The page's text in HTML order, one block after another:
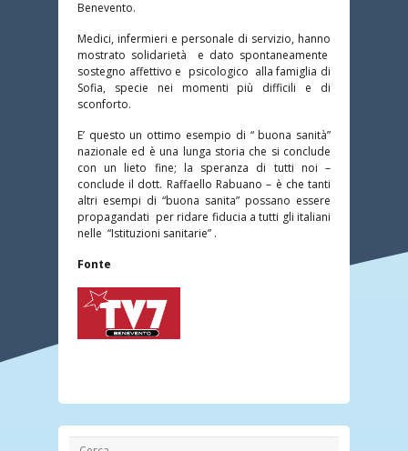
Benevento.
Medici, infermieri e personale di servizio, hanno
mostrato solidarietà e dato spontaneamente
sostegno affettivo e psicologico alla famiglia di
Sofia, specie nei momenti più difficili e di
sconforto.
E’ questo un ottimo esempio di “ buona sanità”
nazionale ed è una lunga storia che si conclude
con un lieto fine; la speranza di tutti noi –
conclude il dott. Raffaello Rabuano – è che tanti
altri esempi di “buona sanita” possano essere
propagandati per ridare fiducia a tutti gli italiani
nelle “Istituzioni sanitarie” .
Fonte